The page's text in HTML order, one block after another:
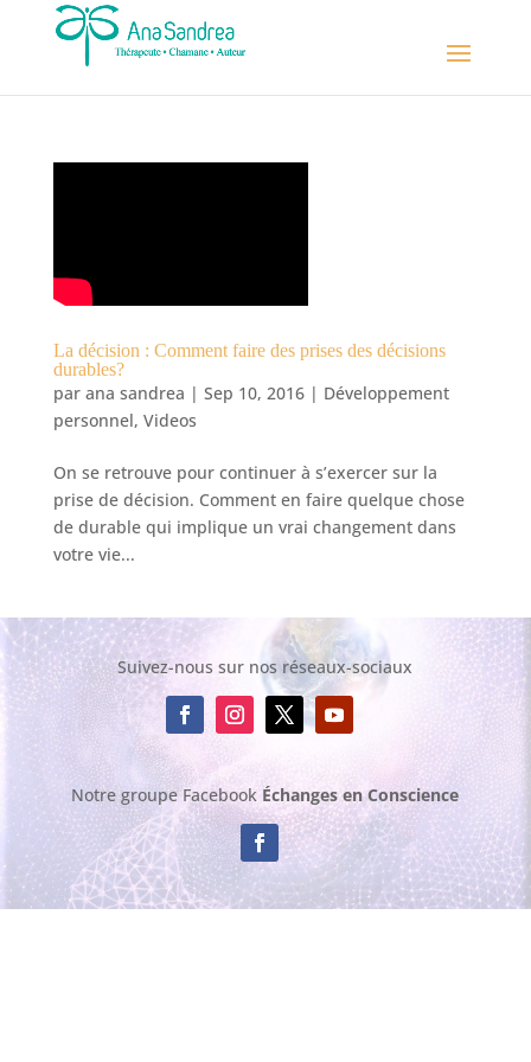
La décision : Comment faire des prises des décisions
durables?
par ana sandrea | Sep 10, 2016| Développement
personnel, Videos
On se retrouve pour continuer à s’exercer sur la
prise de décision. Comment en faire quelque chose
de durable qui implique un vrai changement dans
votre vie...
Suivez-nous sur nos réseaux-sociaux
Notre groupe Facebook Échanges en Conscience